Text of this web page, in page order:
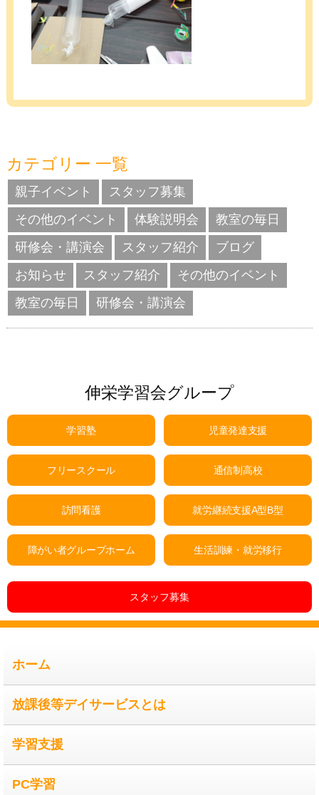
カテゴリー 一覧
親子イベント
スタッフ募集
その他のイベント
体験説明会
教室の毎日
研修会・講演会
スタッフ紹介
ブログ
お知らせ
スタッフ紹介
その他のイベント
教室の毎日
研修会・講演会
伸栄学習会グループ
学習塾 児童発達支援
フリースクール 通信制高校
訪問看護 就労継続支援A型B型
障がい者グループホーム 生活訓練・就労移行
スタッフ募集
ホーム
放課後等デイサービスとは
学習支援
PC学習